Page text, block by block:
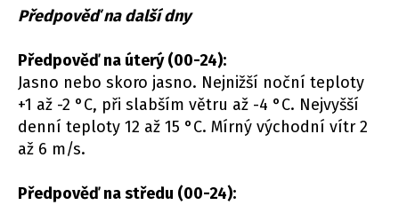
Předpověď na další dny
Předpověď na úterý (00-24):
Jasno nebo skoro jasno. Nejnižší noční teploty
+1 až -2 °C, při slabším větru až -4 °C. Nejvyšší
denní teploty 12 až 15 °C. Mírný východní vítr 2
až 6 m/s.
Předpověď na středu (00-24):